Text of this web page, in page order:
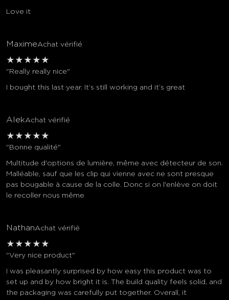
Love it
MaximeAchat vérifié
★ ★ ★ ★ ★
"Really really nice"
I bought this last year. It’s still working and it’s great
AlekAchat vérifié
★ ★ ★ ★ ★
"Bonne qualité"
Multitude d'options de lumière, même avec détecteur de son.
Malléable, sauf que les clip qui vienne avec ne sont presque
pas bougable à cause de la colle. Donc si on l'enlève on doit
le recoller nous même
NathanAchat vérifié
★ ★ ★ ★ ★
"Very nice product"
I was pleasantly surprised by how easy this product was to
set up and by how bright it is. The build quality feels solid, and
the packaging was carefully put together. Overall, it